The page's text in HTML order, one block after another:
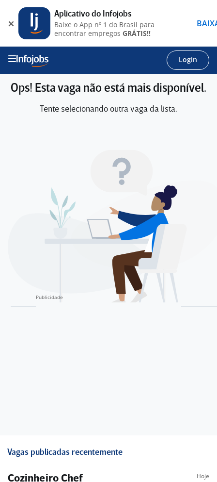
Login
Ops! Esta vaga não está mais disponível.
Tente selecionando outra vaga da lista.
Vagas publicadas recentemente
Cozinheiro Chef Hoje
Aplicativo do Infojobs
Baixe o App nº 1 do Brasil para
encontrar empregos GRÁTIS!!